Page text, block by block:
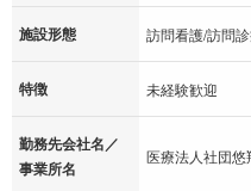
施設形態 訪問看護/訪問
特徴 未経験歓迎
勤務先会社名／
事業所名
医療法人社団